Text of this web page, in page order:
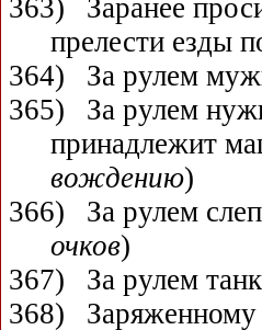
363)
Заранее
прелести езды
364)
За рулем
365)
За рулем
принадлежит
вождению)
366)
За рулем
очков)
367)
За рулем
368)
Заряженному